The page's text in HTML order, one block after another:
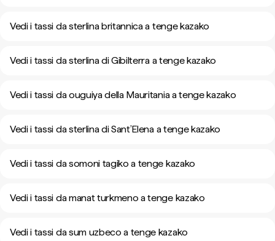
Vedi i tassi da sterlina britannica a tenge kazako
Vedi i tassi da sterlina di Gibilterra a tenge kazako
Vedi i tassi da ouguiya della Mauritania a tenge kazako
Vedi i tassi da sterlina di Sant’Elena a tenge kazako
Vedi i tassi da somoni tagiko a tenge kazako
Vedi i tassi da manat turkmeno a tenge kazako
Vedi i tassi da sum uzbeco a tenge kazako